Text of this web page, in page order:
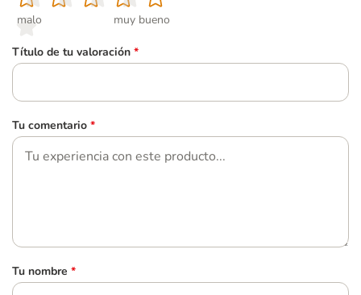
malo
muy bueno
Título de tu valoración *
Tu comentario *
Tu nombre *